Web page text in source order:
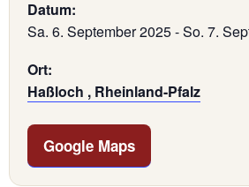
Datum:
Sa. 6. September 2025-So. 7.
Ort:
Haßloch , Rheinland-Pfalz
Google Maps